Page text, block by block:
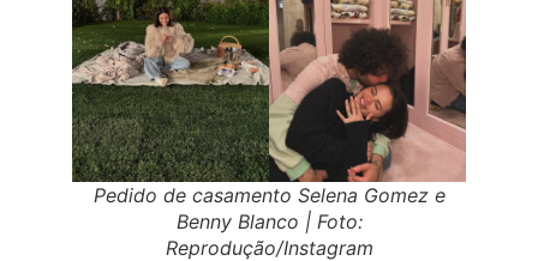
Pedido de casamento Selena Gomez e
Benny Blanco | Foto:
Reprodução/Instagram